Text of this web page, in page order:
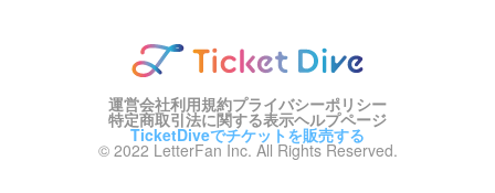
運営会社利用規約プライバシーポリシー
特定商取引法に関する表示ヘルプページ
TicketDiveでチケットを販売する
© 2022 LetterFan Inc. All Rights Reserved.